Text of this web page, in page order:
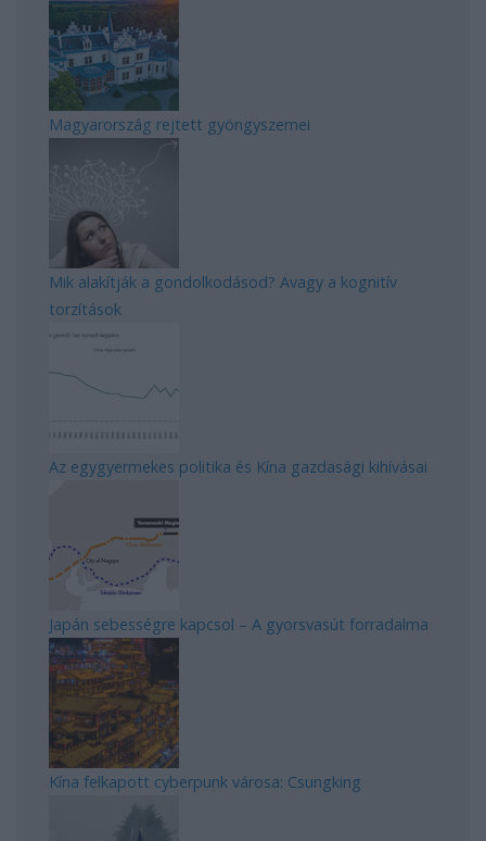
Magyarország rejtett gyöngyszemei
Mik alakítják a gondolkodásod? Avagy a kognitív
torzítások
Az egygyermekes politika és Kína gazdasági kihívásai
Japán sebességre kapcsol – A gyorsvasút forradalma
Kína felkapott cyberpunk városa: Csungking